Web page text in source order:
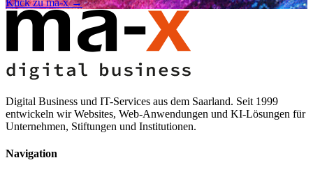
Digital Business und IT-Services aus dem Saarland. Seit 1999
entwickeln wir Websites, Web-Anwendungen und KI-Lösungen für
Unternehmen, Stiftungen und Institutionen.
Navigation